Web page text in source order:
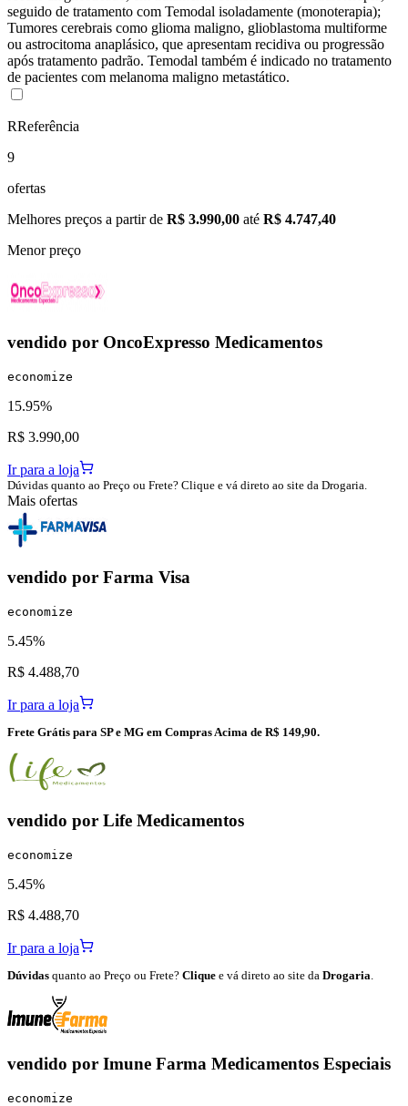
seguido de tratamento com Temodal isoladamente (monoterapia);
Tumores cerebrais como glioma maligno, glioblastoma multiforme
ou astrocitoma anaplásico, que apresentam recidiva ou progressão
após tratamento padrão. Temodal também é indicado no tratamento
de pacientes com melanoma maligno metastático.
RReferência
9
ofertas
Melhores preços a partir de R$ 3.990,00 até R$ 4.747,40
Menor preço
vendido por OncoExpresso Medicamentos
economize
15.95%
R$ 3.990,00
Ir para a loja
Dúvidas quanto ao Preço ou Frete? Clique e vá direto ao site da Drogaria.
Mais ofertas
vendido por Farma Visa
economize
5.45%
R$ 4.488,70
Ir para a loja
Frete Grátis para SP e MG em Compras Acima de R$ 149,90.
vendido por Life Medicamentos
economize
5.45%
R$ 4.488,70
Ir para a loja
Dúvidas quanto ao Preço ou Frete? Clique e vá direto ao site da Drogaria.
vendido por Imune Farma Medicamentos Especiais
economize